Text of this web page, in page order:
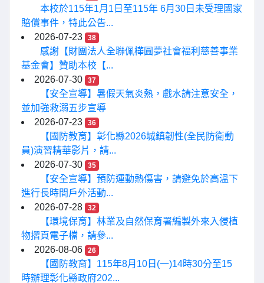
本校於115年1月1日至115年 6月30日未受理國家
賠償事件，特此公告...
2026-07-23
38
感謝【財團法人全聯佩樺圓夢社會福利慈善事業
基金會】贊助本校【...
2026-07-30
37
【安全宣導】暑假天氣炎熱，戲水請注意安全，
並加強救溺五步宣導
2026-07-23
36
【國防教育】彰化縣2026城鎮韌性(全民防衛動
員)演習精華影片，請...
2026-07-30
35
【安全宣導】預防運動熱傷害，請避免於高溫下
進行長時間戶外活動...
2026-07-28
32
【環境保育】林業及自然保育署編製外來入侵植
物摺頁電子檔，請參...
2026-08-06
26
【國防教育】115年8月10日(一)14時30分至15
時辦理彰化縣政府202...